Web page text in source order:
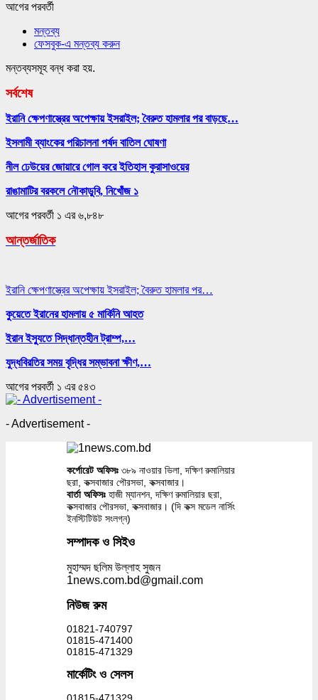
আগেরপরবর্তী
মন্তব্য
ফেসবুক-এ মন্তব্য করুন
মন্তব্যসমূহ বন্ধ করা হয়.
সর্বশেষ
ইরানি ক্ষেপণাস্ত্রের অপেক্ষায় ইসরাইল; বৈরুত হামলার পর বাড়ছে…
ইসলামী ব্যাংকের পরিচালনা পর্ষদ বাতিল ঘোষণা
নীল ঢেউয়ের জোয়ারে গোল করে ইতিহাস কুরাসাওয়ের
রাঙামাটির বরকলে নৌকাডুবি, নিখোঁজ ১
আগেরপরবর্তী ১ এর ৬,৮৪৮
আন্তর্জাতিক
ইরানি ক্ষেপণাস্ত্রের অপেক্ষায় ইসরাইল; বৈরুত হামলার পর…
কুয়েতে ইরানের হামলায় ৫ মার্কিনি আহত
ইরান ইস্যুতে সিদ্ধান্তহীন ট্রাম্প,…
যুদ্ধবিরতির সময় বৃদ্ধির সম্ভাবনা ক্ষীণ,…
আগেরপরবর্তী ১ এর ৫৪৩
- Advertisement -
কর্পোরেট অফিসঃ ৩৮৯ নাওয়ার ভিলা, দক্ষিণ রুমালিয়ার
ছরা, কক্সবাজার পৌরসভা, কক্সবাজার।
বার্তা অফিসঃহাজী ম্যানশন, দক্ষিণ রুমালিয়ার ছরা,
কক্সবাজার পৌরসভা, কক্সবাজার। (দি কক্স মডেল নার্সিং
ইনস্টিটিউট সংলগ্ন)
সম্পাদক ও সিইও
মুহাম্মদ ছলিম উল্লাহ সুজন
1news.com.bd@gmail.com
নিউজ রুম
01821-740797
01815-471400
01815-471329
মার্কেটিং ও সেলস